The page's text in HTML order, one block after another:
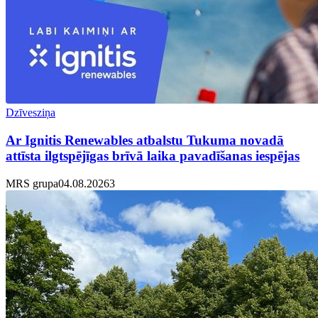
Dzīvesziņa
Ar Ignitis Renewables atbalstu Tukuma novadā
attīsta ilgtspējīgas brīvā laika pavadīšanas iespējas
MRS grupa04.08.20263